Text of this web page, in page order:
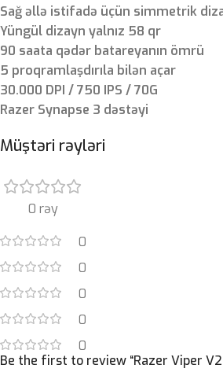
Sağ əllə istifadə üçün simmetrik
Yüngül dizayn yalnız 58 qr
90 saata qədər batareyanın ömrü
5 proqramlaşdırıla bilən açar
30.000 DPI / 750 IPS / 70G
Razer Synapse 3 dəstəyi
Müştəri rəyləri
0 rəy
0
0
0
0
0
Be the first to review “Razer Viper V2